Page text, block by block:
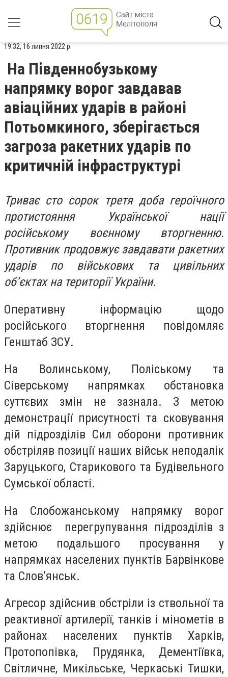
19:32, 16 липня 2022 р.
На Південнобузькому
напрямку ворог завдавав
авіаційних ударів в районі
Потьомкиного, зберігається
загроза ракетних ударів по
критичній інфраструктурі
Триває сто сорок третя доба героїчного
протистояння Української нації
російському воєнному вторгненню.
Противник продовжує завдавати ракетних
ударів по військових та цивільних
об’єктах на території України.
Оперативну інформацію щодо
російського вторгнення повідомляє
Генштаб ЗСУ.
На Волинському, Поліському та
Сіверському напрямках обстановка
суттєвих змін не зазнала. З метою
демонстрації присутності та сковування
дій підрозділів Сил оборони противник
обстріляв позиції наших військ неподалік
Заруцького, Старикового та Будівельного
Сумської області.
На Слобожанському напрямку ворог
здійснює перегрупування підрозділів з
метою подальшого просування у
напрямках населених пунктів Барвінкове
та Словʼянськ.
Агресор здійснив обстріли із ствольної та
реактивної артилерії, танків і мінометів в
районах населених пунктів Харків,
Протопопівка, Прудянка, Дементіївка,
Світличне, Микільське, Черкаські Тишки,